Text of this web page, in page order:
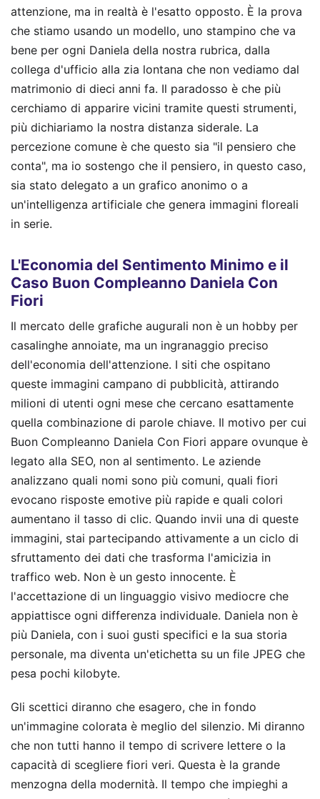
attenzione, ma in realtà è l'esatto opposto. È la prova
che stiamo usando un modello, uno stampino che va
bene per ogni Daniela della nostra rubrica, dalla
collega d'ufficio alla zia lontana che non vediamo dal
matrimonio di dieci anni fa. Il paradosso è che più
cerchiamo di apparire vicini tramite questi strumenti,
più dichiariamo la nostra distanza siderale. La
percezione comune è che questo sia "il pensiero che
conta", ma io sostengo che il pensiero, in questo caso,
sia stato delegato a un grafico anonimo o a
un'intelligenza artificiale che genera immagini floreali
in serie.
L'Economia del Sentimento Minimo e il
Caso Buon Compleanno Daniela Con
Fiori
Il mercato delle grafiche augurali non è un hobby per
casalinghe annoiate, ma un ingranaggio preciso
dell'economia dell'attenzione. I siti che ospitano
queste immagini campano di pubblicità, attirando
milioni di utenti ogni mese che cercano esattamente
quella combinazione di parole chiave. Il motivo per cui
Buon Compleanno Daniela Con Fiori appare ovunque è
legato alla SEO, non al sentimento. Le aziende
analizzano quali nomi sono più comuni, quali fiori
evocano risposte emotive più rapide e quali colori
aumentano il tasso di clic. Quando invii una di queste
immagini, stai partecipando attivamente a un ciclo di
sfruttamento dei dati che trasforma l'amicizia in
traffico web. Non è un gesto innocente. È
l'accettazione di un linguaggio visivo mediocre che
appiattisce ogni differenza individuale. Daniela non è
più Daniela, con i suoi gusti specifici e la sua storia
personale, ma diventa un'etichetta su un file JPEG che
pesa pochi kilobyte.
Gli scettici diranno che esagero, che in fondo
un'immagine colorata è meglio del silenzio. Mi diranno
che non tutti hanno il tempo di scrivere lettere o la
capacità di scegliere fiori veri. Questa è la grande
menzogna della modernità. Il tempo che impieghi a